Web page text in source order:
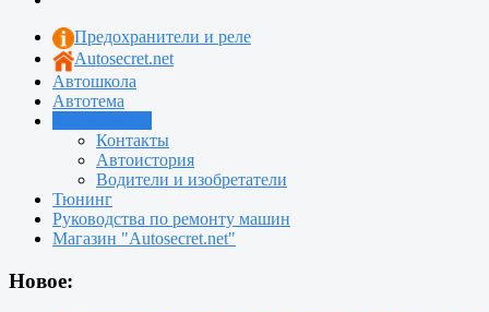
Предохранители и реле
Autosecret.net
Автошкола
Автотема
Контакты
Автоистория
Водители и изобретатели
Тюнинг
Руководства по ремонту машин
Магазин "Autosecret.net"
Новое: